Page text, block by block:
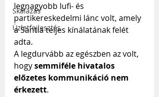
Skálázás
Üzletfejlesztés
legnagyobb lufi- és
partikereskedelmi lánc volt, amely
a Santia teljes kínálatának felét
adta.
A legdurvább az egészben az volt,
hogy semmiféle hivatalos
előzetes kommunikáció nem
érkezett.